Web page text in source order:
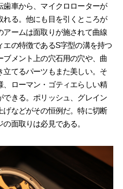
歯車から、マイクロローターが
れる。他にも目を引くところが
アームは面取りが施されて曲線
エの特徴であるS字型の溝を持つ
ブメント上の穴石用の穴や、曲
立てるパーツもまた美しい。そ
、ローマン・ゴティエらしい精
できる。ポリッシュ、グレイン
げなどがその恒例だ。特に切断
面取りは必見である。